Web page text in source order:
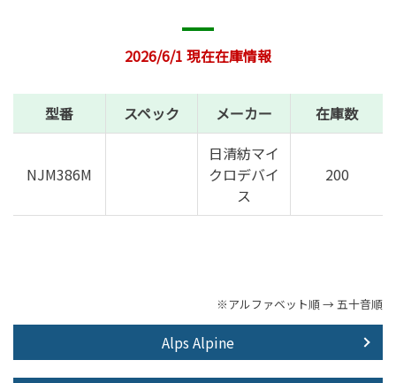
2026/6/1 現在在庫情報
型番 スペック メーカー 在庫数
NJM386M
日清紡マイ
クロデバイ
ス
200
※アルファベット順 → 五十音順
Alps Alpine